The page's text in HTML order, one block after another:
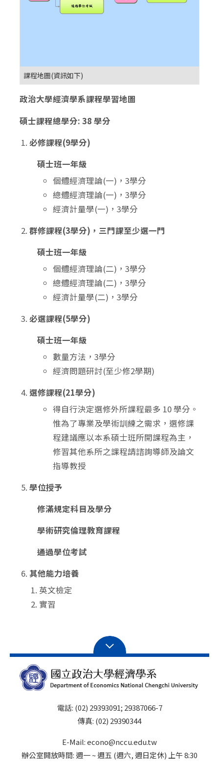
課程地圖(資訊如下)
政治大學經濟學系課程學習地圖
碩士課程總學分: 38 學分
必修課程(9學分)
碩士班一年級
個體經濟理論(一)，3學分
總體經濟理論(一)，3學分
經濟計量學(一)，3學分
群修課程(3學分)，三門課至少選一門
碩士班一年級
個體經濟理論(二)，3學分
總體經濟理論(二)，3學分
經濟計量學(二)，3學分
必選課程(5學分)
碩士班一年級
數量方法，3學分
經濟問題研討(至少修2學期)
選修課程(21學分)
得自行決定選修外所課程最多 10 學分。
惟為了專業及學術訓練之需求，選修課
程建議應以本系碩士班所開課程為主，
修習其他系所之課程請諮詢導師及論文
指導教授
學位授予
修滿規定科目及學分
學術研究倫理教育課程
通過學位考試
其他能力培養
英文檢定
實習
電話: (02) 29393091; 29387066-7
傳真: (02) 29390344
E-Mail: econo@nccu.edu.tw
辦公室開放時間: 週一 ~ 週五 (週六, 週日定休) 上午 8:30